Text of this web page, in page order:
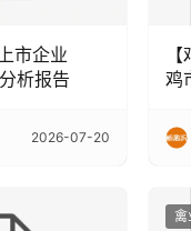
市企业
析报告
2026-07-20
鸡